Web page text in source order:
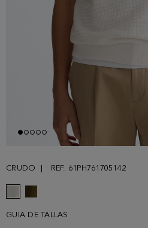
CRUDO REF. 61PH761705142
GUIA DE TALLAS